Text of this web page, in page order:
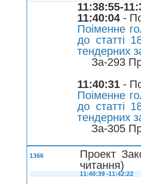
11:38:55-
11:40:04-
Поіменне
до статті
тендерних
За-293
11:40:31 -
Поіменне
до статті
тендерних
За-305
1366
Проект
читання)
11:40:39 -11:42:22